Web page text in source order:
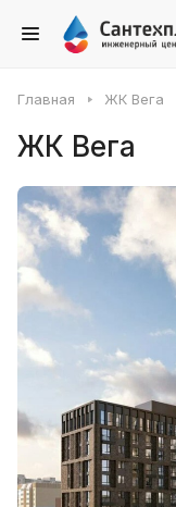
Главная ЖК Вега
ЖК Вега